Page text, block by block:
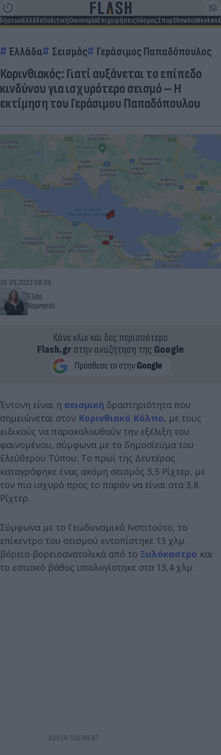
ΕλλάδαΠολιτικήΟικονομίαΕπιχειρήσειςΚόσμοςΣπορShowbizWeekend
Ελλάδα Σεισμός Γεράσιμος Παπαδόπουλος
Κορινθιακός: Γιατί αυξάνεται το επίπεδο
κινδύνου για ισχυρότερο σεισμό – Η
εκτίμηση του Γεράσιμου Παπαδόπουλου
Έλλη
Κομνηνού
26.09.2023 08:00
Κάνε κλικ και δες περισσότερο
Flash.grστην αναζήτηση της Google
Έντονη είναι η σεισμική δραστηριότητα που
σημειώνεται στον Κορινθιακό Κόλπο, με τους
ειδικούς να παρακολουθούν την εξέλιξη του
φαινομένου, σύμφωνα με το δημοσίευμα του
Ελεύθερου Τύπου. Το πρωί της Δευτέρας
καταγράφηκε ένας ακόμη σεισμός 3,5 Ρίχτερ, με
τον πιο ισχυρό προς το παρόν να είναι στα 3,8
Ρίχτερ.
Σύμφωνα με το Γεωδυναμικό Ινστιτούτο, το
επίκεντρο του σεισμού εντοπίστηκε 13 χλμ.
βόρεια-βορειοανατολικά από το Ξυλόκαστρο και
το εστιακό βάθος υπολογίστηκε στα 13,4 χλμ.